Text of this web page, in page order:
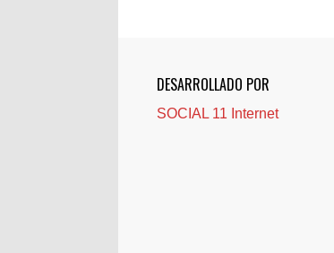
DESARROLLADO POR
SOCIAL 11 Internet